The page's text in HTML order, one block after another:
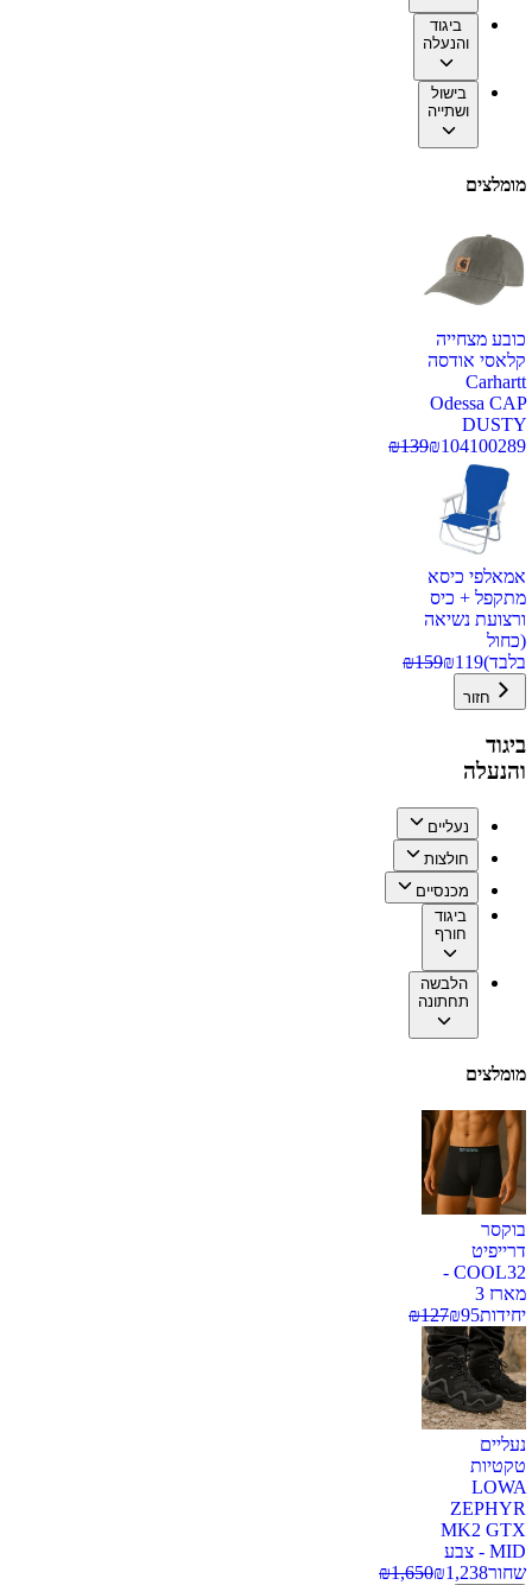
ביגוד
והנעלה
בישול
ושתייה
מומלצים
כובע מצחייה
קלאסי אודסה
Carhartt
Odessa CAP
DUSTY
100289
₪104
₪139
אמאלפי כיסא
מתקפל + כיס
ורצועת נשיאה
(כחול
בלבד)
₪119
₪159
חזור
ביגוד
והנעלה
נעליים
חולצות
מכנסיים
ביגוד
חורף
הלבשה
תחתונה
מומלצים
בוקסר
דרייפיט
COOL32 -
מארז 3
יחידות
₪95
₪127
נעליים
טקטיות
LOWA
ZEPHYR
MK2 GTX
MID - צבע
שחור
₪1,238
₪1,650